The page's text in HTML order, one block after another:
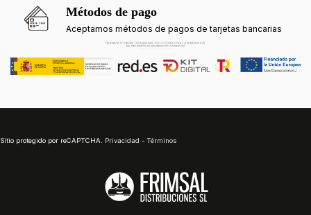
Métodos de pago
Aceptamos métodos de pagos de tarjetas bancarias
Sitio protegido por reCAPTCHA. Privacidad - Términos